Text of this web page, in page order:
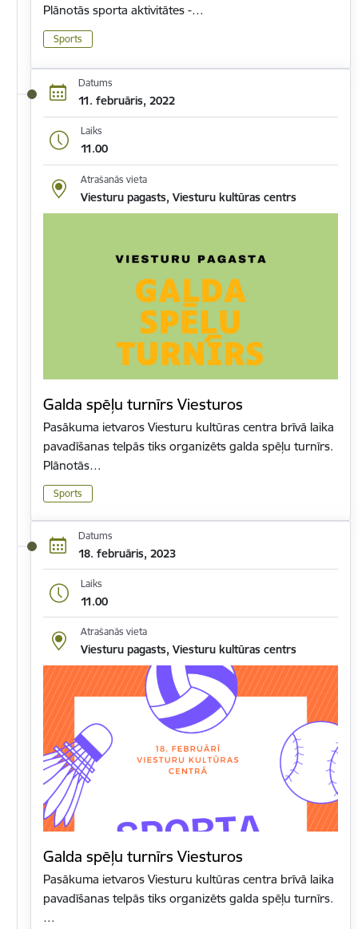
Plānotās sporta aktivitātes -…
Sports
Datums
11. februāris, 2022
Laiks
11.00
Atrašanās vieta
Viesturu pagasts, Viesturu kultūras centrs
Galda spēļu turnīrs Viesturos
Pasākuma ietvaros Viesturu kultūras centra brīvā laika
pavadīšanas telpās tiks organizēts galda spēļu turnīrs.
Plānotās…
Sports
Datums
18. februāris, 2023
Laiks
11.00
Atrašanās vieta
Viesturu pagasts, Viesturu kultūras centrs
Galda spēļu turnīrs Viesturos
Pasākuma ietvaros Viesturu kultūras centra brīvā laika
pavadīšanas telpās tiks organizēts galda spēļu turnīrs.
…